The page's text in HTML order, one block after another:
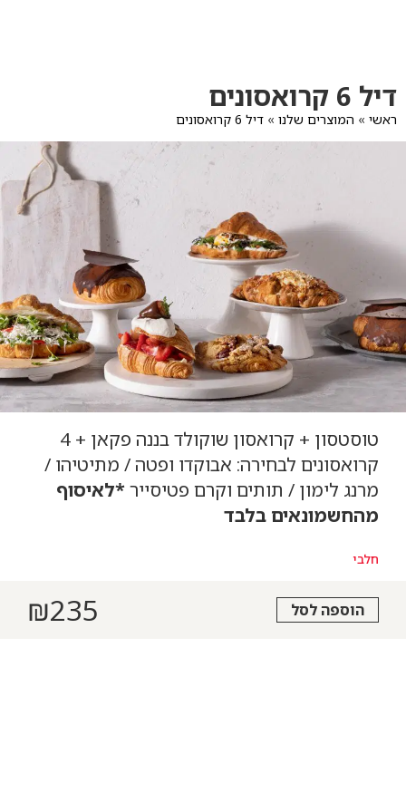
לתפריט
הקטגוריות
לפרטי
המוצר
דיל 6 קרואסונים
ראשי » המוצרים שלנו » דיל 6 קרואסונים
טוסטסון + קרואסון שוקולד בננה פקאן + 4
קרואסונים לבחירה: אבוקדו ופטה / מתיטיהו /
מרנג לימון / תותים וקרם פטיסייר*לאיסוף
מהחשמונאים בלבד
חלבי
הוספה לסל 235
₪